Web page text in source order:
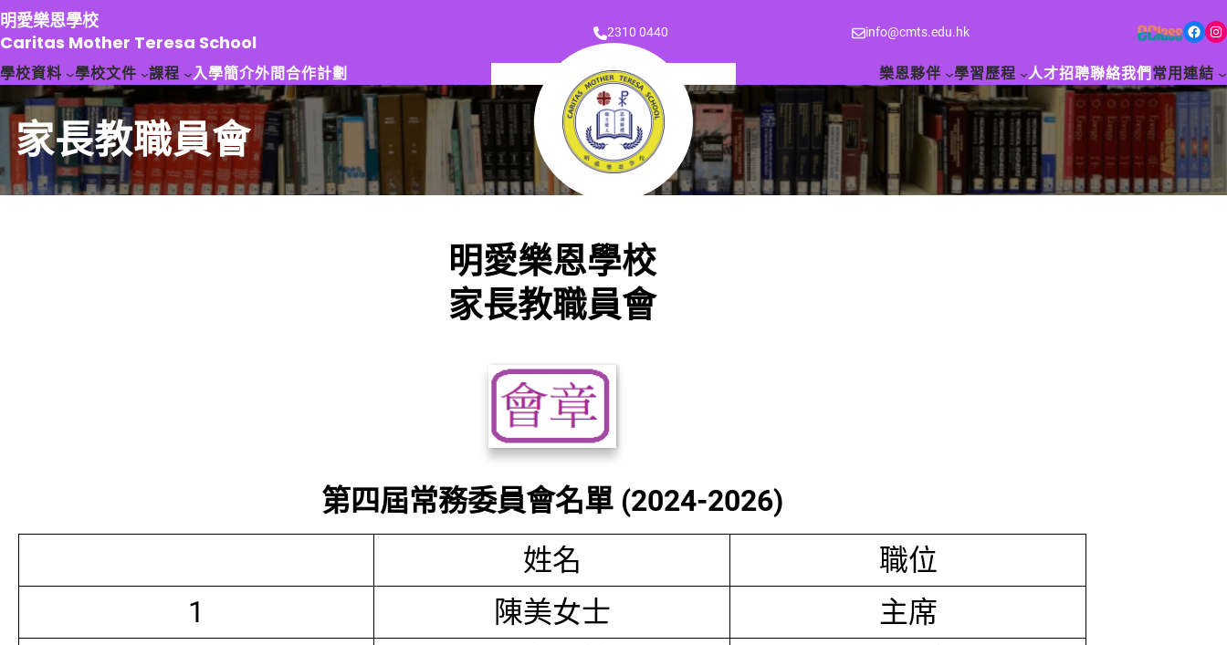
跳
至
主
要
容
明愛樂恩學校
Caritas Mother Teresa School
2310 0440 info@cmts.edu.hk Facebook Instagram
學校資料 學校文件 課程 入學簡介外間合作計劃 樂恩夥伴 學習歷程 人才招聘聯絡我們 常用連結
家長教職員會
明愛樂恩學校
家長教職員會
第四屆常務委員會名單 (2024-2026)
姓名
職位
1
陳美女士
主席